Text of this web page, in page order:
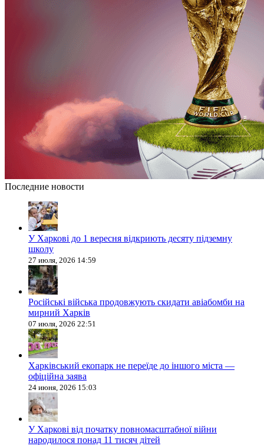
Последние новости
У Харкові до 1 вересня відкриють десяту підземну
школу
27 июля, 2026 14:59
Російські війська продовжують скидати авіабомби на
мирний Харків
07 июля, 2026 22:51
Харківський екопарк не переїде до іншого міста —
офіційна заява
24 июня, 2026 15:03
У Харкові від початку повномасштабної війни
народилося понад 11 тисяч дітей